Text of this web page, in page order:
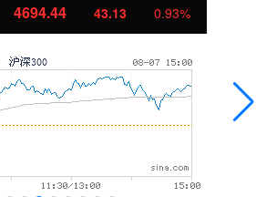
4694.44 43.13 0.93%